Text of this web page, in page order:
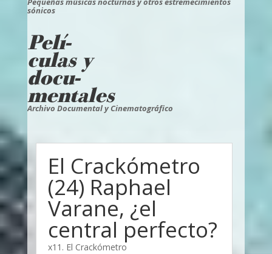
sónicos
Pelí-
culas y
docu-
mentales
Archivo Documental y Cinematográfico
El Crackómetro
(24) Raphael
Varane, ¿el
central perfecto?
x11. El Crackómetro